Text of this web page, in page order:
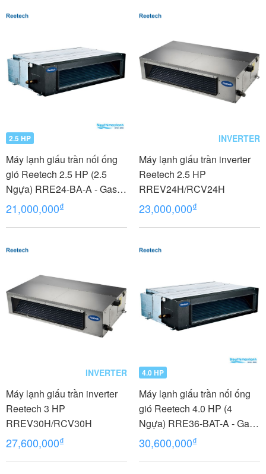
2.5 HP
Máy lạnh giấu trần nối ống
gió Reetech 2.5 HP (2.5
Ngựa) RRE24-BA-A - Gas
R410A
21,000,000₫
INVERTER
Máy lạnh giấu trần inverter
Reetech 2.5 HP
RREV24H/RCV24H
23,000,000₫
INVERTER
Máy lạnh giấu trần inverter
Reetech 3 HP
RREV30H/RCV30H
27,600,000₫
4.0 HP
Máy lạnh giấu trần nối ống
gió Reetech 4.0 HP (4
Ngựa) RRE36-BAT-A - Gas
R410A
30,600,000₫